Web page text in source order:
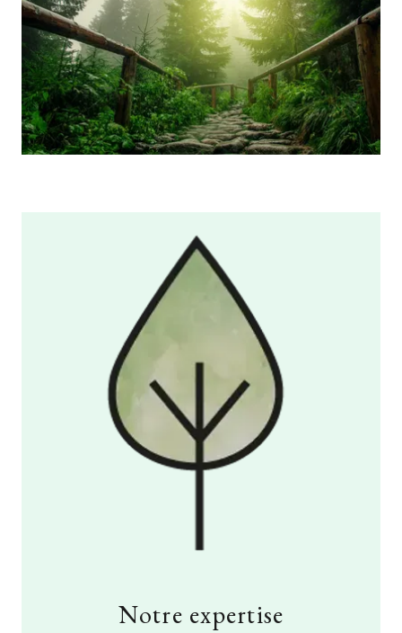
Notre expertise